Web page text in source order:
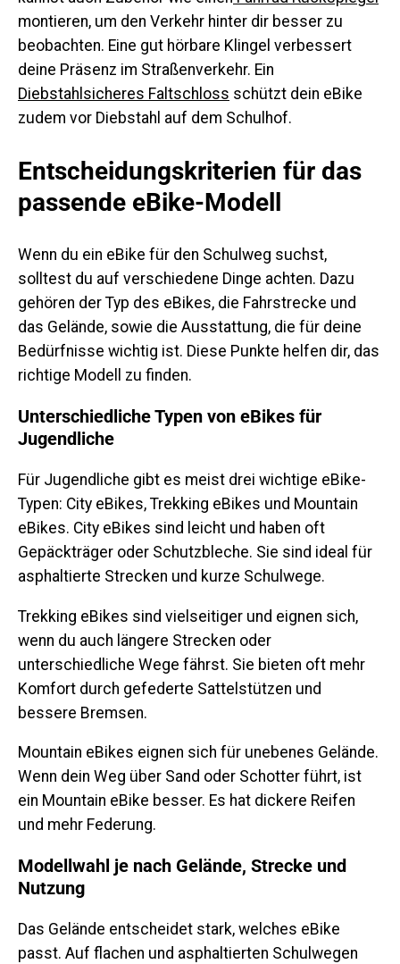
montieren, um den Verkehr hinter dir besser zu
beobachten. Eine gut hörbare Klingel verbessert
deine Präsenz im Straßenverkehr. Ein
Diebstahlsicheres Faltschloss schützt dein eBike
zudem vor Diebstahl auf dem Schulhof.
Entscheidungskriterien für das
passende eBike-Modell
Wenn du ein eBike für den Schulweg suchst,
solltest du auf verschiedene Dinge achten. Dazu
gehören der Typ des eBikes, die Fahrstrecke und
das Gelände, sowie die Ausstattung, die für deine
Bedürfnisse wichtig ist. Diese Punkte helfen dir, das
richtige Modell zu finden.
Unterschiedliche Typen von eBikes für
Jugendliche
Für Jugendliche gibt es meist drei wichtige eBike-
Typen: City eBikes, Trekking eBikes und Mountain
eBikes. City eBikes sind leicht und haben oft
Gepäckträger oder Schutzbleche. Sie sind ideal für
asphaltierte Strecken und kurze Schulwege.
Trekking eBikes sind vielseitiger und eignen sich,
wenn du auch längere Strecken oder
unterschiedliche Wege fährst. Sie bieten oft mehr
Komfort durch gefederte Sattelstützen und
bessere Bremsen.
Mountain eBikes eignen sich für unebenes Gelände.
Wenn dein Weg über Sand oder Schotter führt, ist
ein Mountain eBike besser. Es hat dickere Reifen
und mehr Federung.
Modellwahl je nach Gelände, Strecke und
Nutzung
Das Gelände entscheidet stark, welches eBike
passt. Auf flachen und asphaltierten Schulwegen